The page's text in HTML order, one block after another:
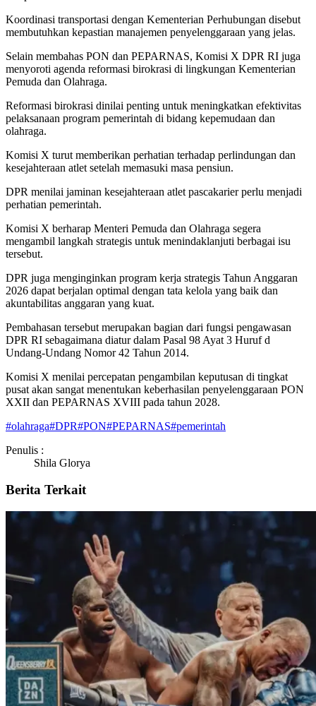
Koordinasi transportasi dengan Kementerian Perhubungan disebut
membutuhkan kepastian manajemen penyelenggaraan yang jelas.
Selain membahas PON dan PEPARNAS, Komisi X DPR RI juga
menyoroti agenda reformasi birokrasi di lingkungan Kementerian
Pemuda dan Olahraga.
Reformasi birokrasi dinilai penting untuk meningkatkan efektivitas
pelaksanaan program pemerintah di bidang kepemudaan dan
olahraga.
Komisi X turut memberikan perhatian terhadap perlindungan dan
kesejahteraan atlet setelah memasuki masa pensiun.
DPR menilai jaminan kesejahteraan atlet pascakarier perlu menjadi
perhatian pemerintah.
Komisi X berharap Menteri Pemuda dan Olahraga segera
mengambil langkah strategis untuk menindaklanjuti berbagai isu
tersebut.
DPR juga menginginkan program kerja strategis Tahun Anggaran
2026 dapat berjalan optimal dengan tata kelola yang baik dan
akuntabilitas anggaran yang kuat.
Pembahasan tersebut merupakan bagian dari fungsi pengawasan
DPR RI sebagaimana diatur dalam Pasal 98 Ayat 3 Huruf d
Undang-Undang Nomor 42 Tahun 2014.
Komisi X menilai percepatan pengambilan keputusan di tingkat
pusat akan sangat menentukan keberhasilan penyelenggaraan PON
XXII dan PEPARNAS XVIII pada tahun 2028.
#olahraga#DPR#PON#PEPARNAS#pemerintah
Penulis :
Shila Glorya
Berita Terkait